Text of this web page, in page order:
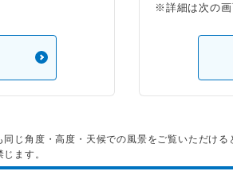
※詳細は次の画
じ角度・高度・天候での風景をご覧いただける
ます。